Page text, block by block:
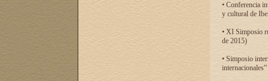
• Conferencia
y cultural de
• XI Simposio
de 2015)
• Simposio